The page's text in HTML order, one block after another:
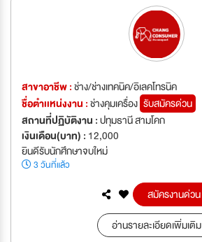
สาขาอาชีพ :ช่าง/ช่างเทคนิค/อิเลคโทรนิค
ชื่อตำเเหน่งงาน :ช่างคุมเครื่อง รับสมัครด่วน
สถานที่ปฏิบัติงาน :ปทุมธานี สามโคก
เงินเดือน(บาท) : 12,000
ยินดีรับนักศึกษาจบใหม่
3 วันที่แล้ว
สมัครงานด่วน
อ่านรายละเอียดเพิ่มเติม